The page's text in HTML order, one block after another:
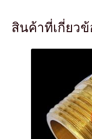
สินค้าที่เกี่ยวข้